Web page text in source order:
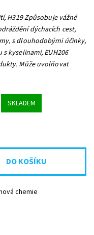
H319 Způsobuje vážné
dýchacích cest,
s dlouhodobými účinky,
kyselinami, EUH206
Může uvolňovat
SKLADEM
chemie